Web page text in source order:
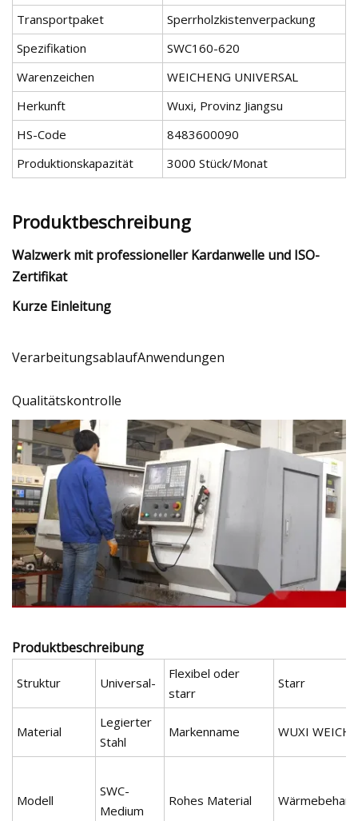
Transportpaket
Sperrholzkistenverpackung
Spezifikation
SWC160-620
Warenzeichen
WEICHENG UNIVERSAL
Herkunft
Wuxi, Provinz Jiangsu
HS-Code
8483600090
Produktionskapazität
3000 Stück/Monat
Produktbeschreibung
Walzwerk mit professioneller Kardanwelle und ISO-
Zertifikat
Kurze Einleitung
VerarbeitungsablaufAnwendungen
Qualitätskontrolle
Produktbeschreibung
Struktur Universal-
Flexibel oder
starr
Starr
Material
Legierter
Stahl
Markenname WUXI
Modell
SWC-
Medium
Rohes Material